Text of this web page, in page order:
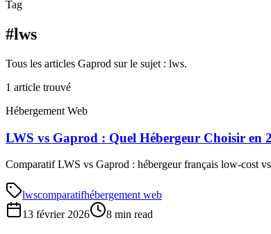
Tag
#lws
Tous les articles Gaprod sur le sujet : lws.
1 article trouvé
Hébergement Web
LWS vs Gaprod : Quel Hébergeur Choisir en
Comparatif LWS vs Gaprod : hébergeur français low-cost
lwscomparatifhébergement web
13 février 2026
8 min read